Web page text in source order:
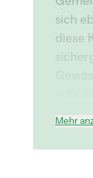
sich
diese
Mehr